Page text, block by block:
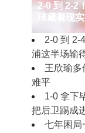
2‑0 到 2‑2
球藏着现
2‑0 到
浦这半场输
王欣瑜多
难平
1‑0 拿下
把后卫踢成
七年困局